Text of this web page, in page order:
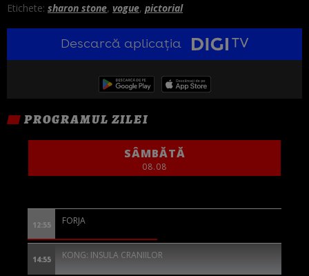
Etichete: sharon stone, vogue, pictorial
Descarcă aplicația
PROGRAMUL ZILEI
SÂMBĂTĂ
08.08
12:55 FORJA
14:55 KONG: INSULA CRANIILOR